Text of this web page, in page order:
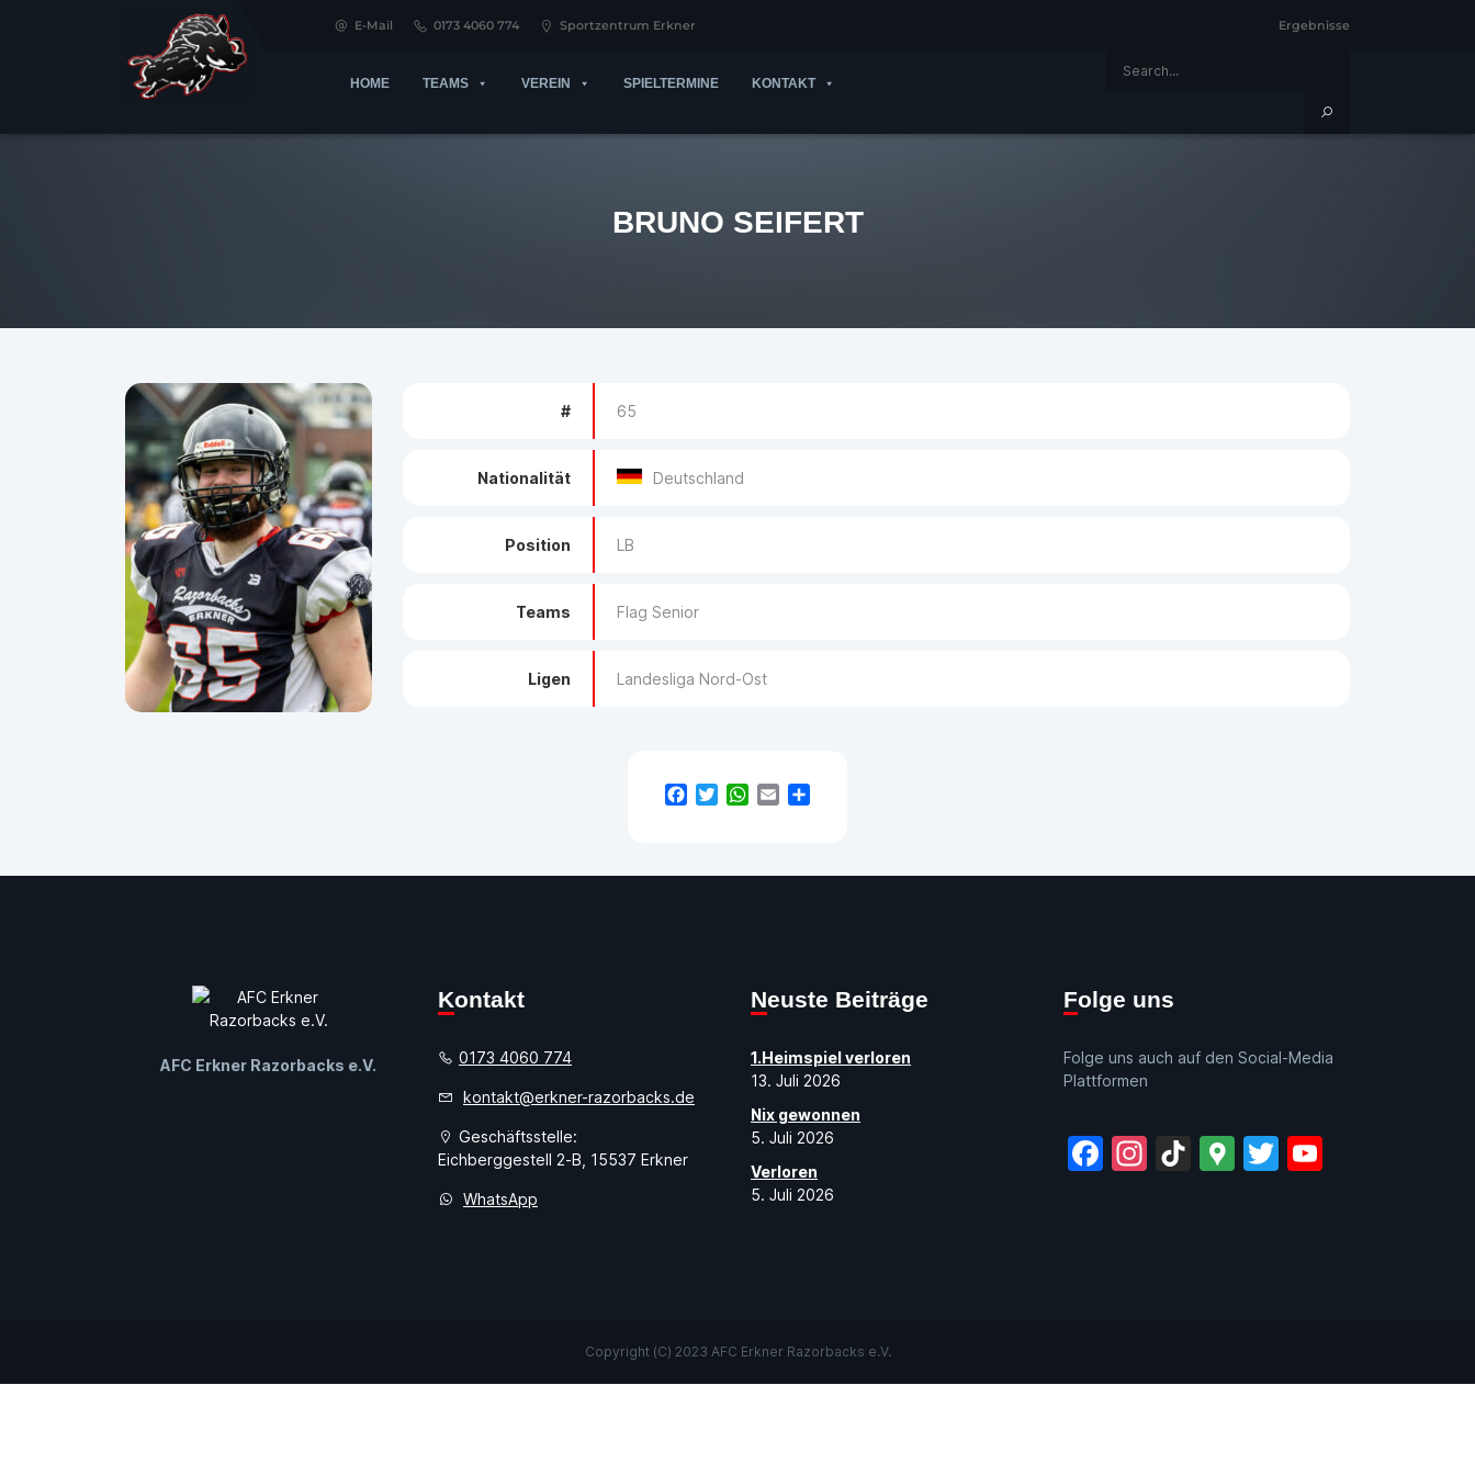
E-Mail 0173 4060 774 Sportzentrum Erkner Ergebnisse
HOME TEAMS VEREIN SPIELTERMINE KONTAKT
BRUNO SEIFERT
# 65
Nationalität Deutschland
Position LB
Teams Flag Senior
Ligen Landesliga Nord-Ost
Facebook
TwitterWhatsApp
Email
AFC Erkner Razorbacks e.V.
Kontakt
0173 4060 774
kontakt@erkner-razorbacks.de
Geschäftsstelle:
Eichberggestell 2-B, 15537 Erkner
WhatsApp
Neuste Beiträge
1.Heimspiel verloren
13. Juli 2026
Nix gewonnen
5. Juli 2026
Verloren
5. Juli 2026
Folge uns
Folge uns auch auf den Social-Media
Plattformen
Facebook
Instagram
TikTok
GoogleTwitter
Copyright (C) 2023 AFC Erkner Razorbacks e.V.